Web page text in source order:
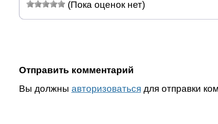
(Пока оценок нет)
Отправить комментарий
Вы должны авторизоваться для отправки